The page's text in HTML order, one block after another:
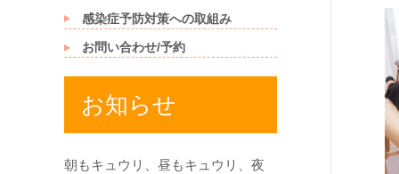
感染症予防対策への取組み
お問い合わせ/予約
お知らせ
朝もキュウリ、昼もキュウリ、夜